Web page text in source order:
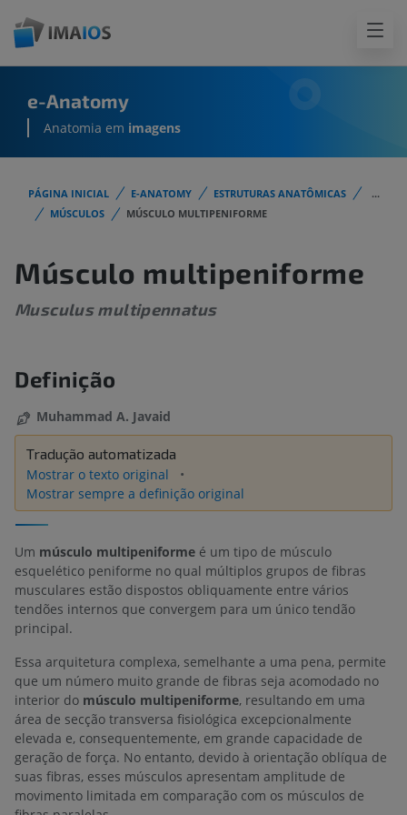
e-Anatomy
Anatomia em imagens
PÁGINA INICIAL E-ANATOMY ESTRUTURAS ANATÔMICAS
...
MÚSCULOS
MÚSCULO MULTIPENIFORME
Músculo multipeniforme
Musculus multipennatus
Definição
Muhammad A. Javaid
Tradução automatizada
Mostrar o texto original
Mostrar sempre a definição original
Um músculo multipeniforme é um tipo de músculo
esquelético peniforme no qual múltiplos grupos de fibras
musculares estão dispostos obliquamente entre vários
tendões internos que convergem para um único tendão
principal.
Essa arquitetura complexa, semelhante a uma pena, permite
que um número muito grande de fibras seja acomodado no
interior do músculo multipeniforme, resultando em uma
área de secção transversa fisiológica excepcionalmente
elevada e, consequentemente, em grande capacidade de
geração de força. No entanto, devido à orientação oblíqua de
suas fibras, esses músculos apresentam amplitude de
movimento limitada em comparação com os músculos de